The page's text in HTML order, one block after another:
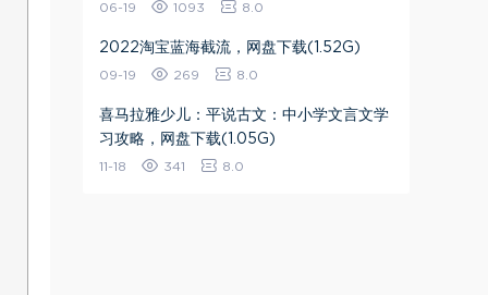
06-19 1093 8.0
2022淘宝蓝海截流，网盘下载(1.52G)
09-19 269 8.0
喜马拉雅少儿：平说古文：中小学文言文学
习攻略，网盘下载(1.05G)
11-18 341 8.0